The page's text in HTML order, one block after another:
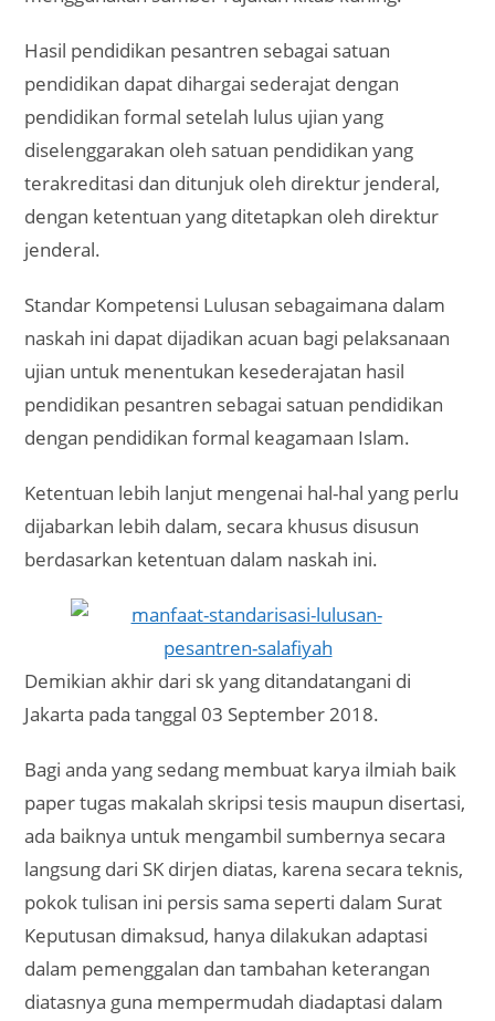
Hasil pendidikan pesantren sebagai satuan
pendidikan dapat dihargai sederajat dengan
pendidikan formal setelah lulus ujian yang
diselenggarakan oleh satuan pendidikan yang
terakreditasi dan ditunjuk oleh direktur jenderal,
dengan ketentuan yang ditetapkan oleh direktur
jenderal.
Standar Kompetensi Lulusan sebagaimana dalam
naskah ini dapat dijadikan acuan bagi pelaksanaan
ujian untuk menentukan kesederajatan hasil
pendidikan pesantren sebagai satuan pendidikan
dengan pendidikan formal keagamaan Islam.
Ketentuan lebih lanjut mengenai hal-hal yang perlu
dijabarkan lebih dalam, secara khusus disusun
berdasarkan ketentuan dalam naskah ini.
Demikian akhir dari sk yang ditandatangani di
Jakarta pada tanggal 03 September 2018.
Bagi anda yang sedang membuat karya ilmiah baik
paper tugas makalah skripsi tesis maupun disertasi,
ada baiknya untuk mengambil sumbernya secara
langsung dari SK dirjen diatas, karena secara teknis,
pokok tulisan ini persis sama seperti dalam Surat
Keputusan dimaksud, hanya dilakukan adaptasi
dalam pemenggalan dan tambahan keterangan
diatasnya guna mempermudah diadaptasi dalam